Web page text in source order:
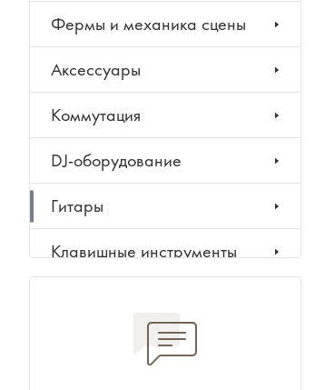
Фермы и механика сцены
Аксессуары
Коммутация
DJ-оборудование
Гитары
Клавишные инструменты
Духовые инструменты